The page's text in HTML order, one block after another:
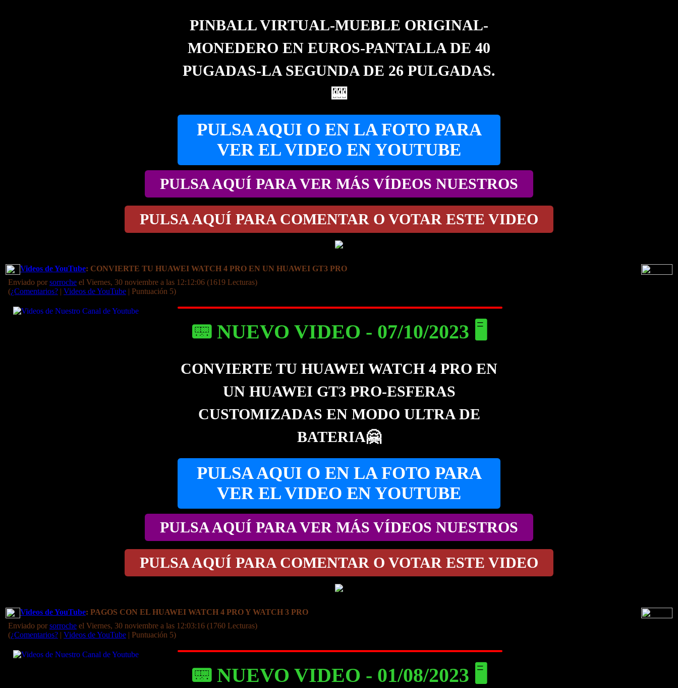
PINBALL VIRTUAL-MUEBLE ORIGINAL-
MONEDERO EN EUROS-PANTALLA DE 40
PUGADAS-LA SEGUNDA DE 26 PULGADAS.
🎰
PULSA AQUI O EN LA FOTO PARA
VER EL VIDEO EN YOUTUBE
PULSA AQUÍ PARA VER MÁS VÍDEOS NUESTROS
PULSA AQUÍ PARA COMENTAR O VOTAR ESTE VIDEO
Videos de YouTube: CONVIERTE TU HUAWEI WATCH 4 PRO EN UN HUAWEI GT3 PRO
Enviado por sorroche el Viernes, 30 noviembre a las 12:12:06 (1619 Lecturas)
(¿Comentarios? | Videos de YouTube | Puntuación 5)
📟 NUEVO VIDEO - 07/10/2023 🖥️
CONVIERTE TU HUAWEI WATCH 4 PRO EN
UN HUAWEI GT3 PRO-ESFERAS
CUSTOMIZADAS EN MODO ULTRA DE
BATERIA🤗
PULSA AQUI O EN LA FOTO PARA
VER EL VIDEO EN YOUTUBE
PULSA AQUÍ PARA VER MÁS VÍDEOS NUESTROS
PULSA AQUÍ PARA COMENTAR O VOTAR ESTE VIDEO
Videos de YouTube: PAGOS CON EL HUAWEI WATCH 4 PRO Y WATCH 3 PRO
Enviado por sorroche el Viernes, 30 noviembre a las 12:03:16 (1760 Lecturas)
(¿Comentarios? | Videos de YouTube | Puntuación 5)
📟 NUEVO VIDEO - 01/08/2023 🖥️